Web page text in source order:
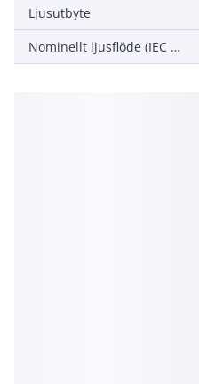
Ljusutbyte
Nominellt ljusflöde (IEC 62722-2-1)